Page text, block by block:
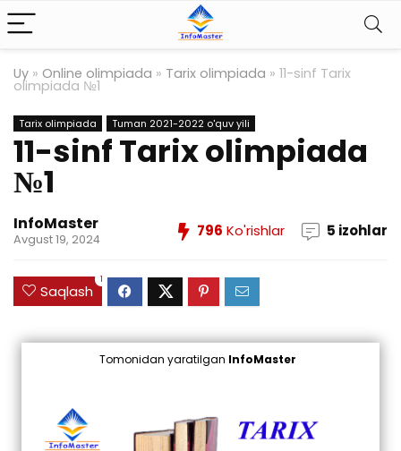
Uy » Online olimpiada » Tarix olimpiada » 11-sinf Tarix
olimpiada №1
Tarix olimpiada Tuman 2021-2022 o'quv yili
11-sinf Tarix olimpiada
№1
InfoMaster
Avgust 19, 2024 796 Ko'rishlar 5 izohlar
Saqlash
1
Tomonidan yaratilgan InfoMaster